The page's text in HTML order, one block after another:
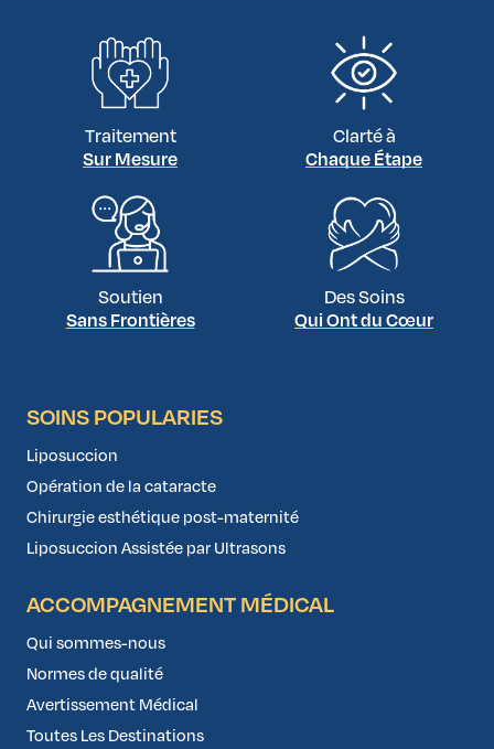
Traitement
Sur Mesure
Clarté à
Chaque Étape
Soutien
Sans Frontières
Des Soins
Qui Ont du Cœur
SOINS POPULARIES
Liposuccion
Opération de la cataracte
Chirurgie esthétique post-maternité
Liposuccion Assistée par Ultrasons
ACCOMPAGNEMENT MÉDICAL
Qui sommes-nous
Normes de qualité
Avertissement Médical
Toutes Les Destinations